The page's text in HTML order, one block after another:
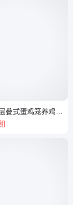
叠式蛋鸡笼养鸡设
窝带喂料机